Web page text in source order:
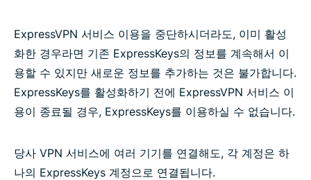
ExpressVPN 서비스 이용을 중단하시더라도, 이미 활성
화한 경우라면 기존 ExpressKeys의 정보를 계속해서 이
용할 수 있지만 새로운 정보를 추가하는 것은 불가합니다.
ExpressKeys를 활성화하기 전에 ExpressVPN 서비스 이
용이 종료될 경우, ExpressKeys를 이용하실 수 없습니다.
당사 VPN 서비스에 여러 기기를 연결해도, 각 계정은 하
나의 ExpressKeys 계정으로 연결됩니다.